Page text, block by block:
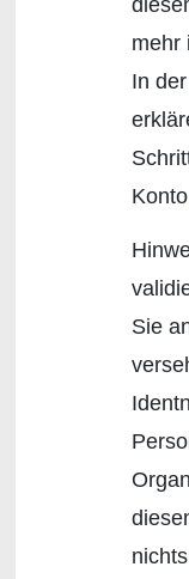
mehr
In
Sie